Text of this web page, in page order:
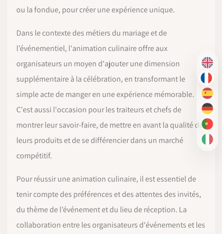
EN
FR
ES
DE
PT-
IT
ou la fondue, pour créer une expérience unique.
Dans le contexte des métiers du mariage et de
l’événementiel, l'animation culinaire offre aux
organisateurs un moyen d'ajouter une dimension
supplémentaire à la célébration, en transformant le
simple acte de manger en une expérience mémorable.
C'est aussi l'occasion pour les traiteurs et chefs de
montrer leur savoir-faire, de mettre en avant la qualité de
leurs produits et de se différencier dans un marché
compétitif.
Pour réussir une animation culinaire, il est essentiel de
tenir compte des préférences et des attentes des invités,
du thème de l’événement et du lieu de réception. La
collaboration entre les organisateurs d'événements et les